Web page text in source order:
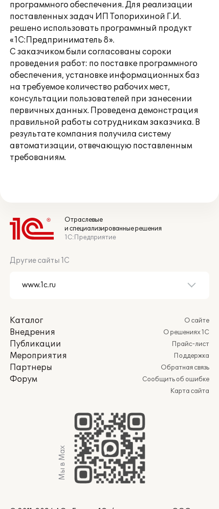
программного обеспечения. Для реализации
поставленных задач ИП Топорихиной Г.И.
решено использовать программный продукт
«1С:Предприниматель 8».
С заказчиком были согласованы сороки
проведения работ: по поставке программного
обеспечения, установке информационных баз
на требуемое количество рабочих мест,
консультации пользователей при занесении
первичных данных. Проведена демонстрация
правильной работы сотрудникам заказчика. В
результате компания получила систему
автоматизации, отвечающую поставленным
требованиям.
Отраслевые
и специализированные решения
1С:Предприятие
Другие сайты 1С
Каталог
Внедрения
Публикации
Мероприятия
Партнеры
Форум
О сайте
О решениях 1С
Прайс-лист
Поддержка
Обратная связь
Сообщить об ошибке
Карта сайта
Мы в Max